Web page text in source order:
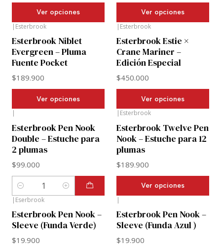
Ver opciones Ver opciones
| Esterbrook
Esterbrook Niblet
Evergreen – Pluma
Fuente Pocket
$189.900
Ver opciones
| Esterbrook
Esterbrook Estie ×
Crane Mariner –
Edición Especial
$450.000
Ver opciones
|
Esterbrook Pen Nook
Double – Estuche para
2 plumas
$99.000
Cantidad
| Esterbrook
Esterbrook Twelve Pen
Nook – Estuche para 12
plumas
$189.900
Ver opciones
| Eserbrook
Esterbrook Pen Nook –
Sleeve (Funda Verde)
$19.900
|
Esterbrook Pen Nook –
Sleeve (Funda Azul )
$19.900